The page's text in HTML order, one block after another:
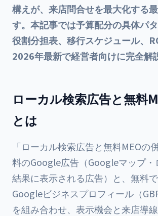
構えが、来店問合せを最大化する
す。本記事では予算配分の具体パ
役割分担表、移行スケジュール、
2026年最新で経営者向けに完全解
ローカル検索広告と無料
とは
「ローカル検索広告と無料MEOの
料のGoogle広告（Googleマップ・
結果に表示される広告）と、無料
Googleビジネスプロフィール（
を組み合わせ、表示機会と来店導